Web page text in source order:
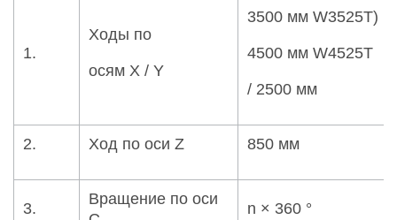
1.
Ходы по
осям X / Y
3500 мм W3525T)
4500 мм W4525T
/ 2500 мм
2. Ход по оси Z 850 мм
3.
Вращение по оси
n × 360 °